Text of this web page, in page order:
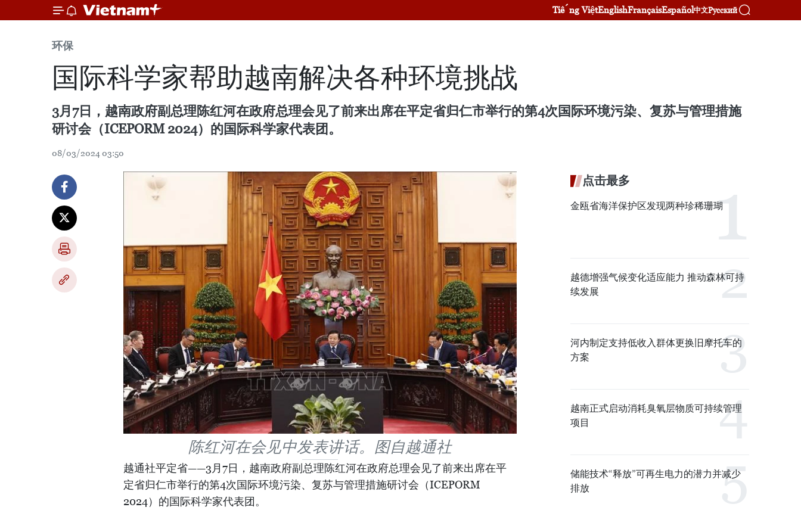
Tiếng ViệtEnglishFrançaisEspañol中文Русский
环保
国际科学家帮助越南解决各种环境挑战
3月7日，越南政府副总理陈红河在政府总理会见了前来出席在平定省归仁市举行的第4次国际环境污染、复苏与管理措施
研讨会（ICEPORM 2024）的国际科学家代表团。
08/03/2024 03:50
陈红河在会见中发表讲话。图自越通社
越通社平定省——3月7日，越南政府副总理陈红河在政府总理会见了前来出席在平
定省归仁市举行的第4次国际环境污染、复苏与管理措施研讨会（ICEPORM
2024）的国际科学家代表团。
点击最多
金瓯省海洋保护区发现两种珍稀珊瑚
越德增强气候变化适应能力 推动森林可持
续发展
河内制定支持低收入群体更换旧摩托车的
方案
越南正式启动消耗臭氧层物质可持续管理
项目
储能技术“释放”可再生电力的潜力并减少
排放